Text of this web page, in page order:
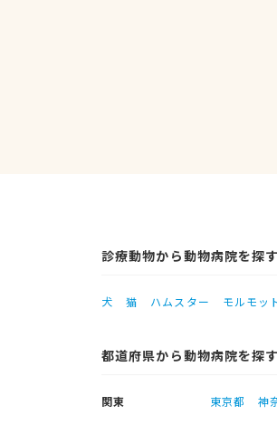
診療動物から動物病院を探す
犬 猫 ハムスター モルモッ
都道府県から動物病院を探す
関東 東京都 神